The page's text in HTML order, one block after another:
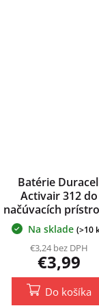
Batérie
Activair 312 do
načúvacích
6 ks
Na sklade (>10
€3,24 bez DPH
€3,99
Do košíka